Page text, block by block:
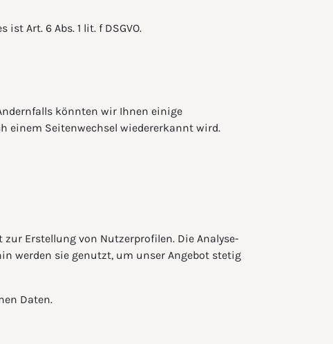
Art. 6 Abs. 1 lit. f DSGVO.
könnten wir Ihnen einige
einem Seitenwechsel wiedererkannt wird.
Erstellung von Nutzerprofilen. Die Analyse-
werden sie genutzt, um unser Angebot stetig
Daten.